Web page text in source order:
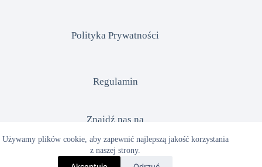
Używamy plików cookie, aby zapewnić najlepszą jakość korzystania
z naszej strony.
Polityka Prywatności
Regulamin
Znajdź nas na